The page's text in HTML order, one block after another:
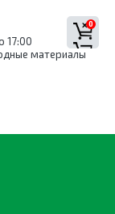
17:00
материалы
0